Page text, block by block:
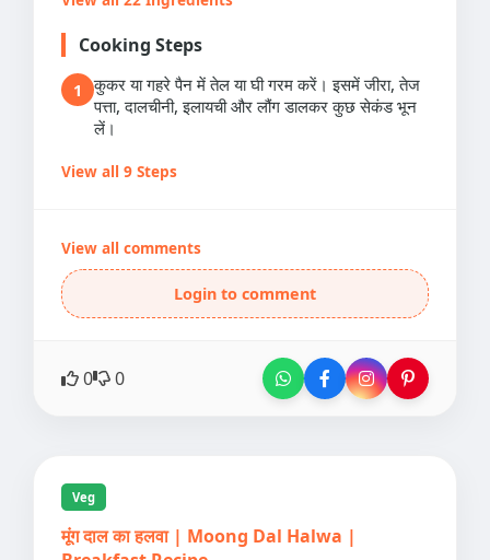
Cooking Steps
1
कुकर या गहरे पैन में तेल या घी गरम करें। इसमें जीरा, तेज
पत्ता, दालचीनी, इलायची और लौंग डालकर कुछ सेकंड भून
लें।
View all 9 Steps
View all comments
Login to comment
0 0
Veg
मूंग दाल का हलवा | Moong Dal Halwa |